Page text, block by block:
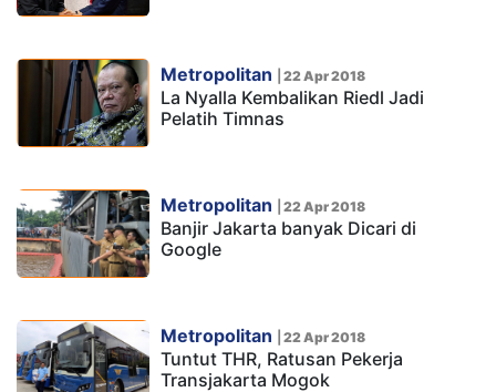
Metropolitan 22 Apr 2018
La Nyalla Kembalikan Riedl Jadi
Pelatih Timnas
Metropolitan 22 Apr 2018
Banjir Jakarta banyak Dicari di
Google
Metropolitan 22 Apr 2018
Tuntut THR, Ratusan Pekerja
Transjakarta Mogok